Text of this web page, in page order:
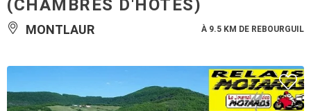
(CHAMBRES D'HÔTES)
MONTLAUR À 9.5 KM DE REBOURGUIL